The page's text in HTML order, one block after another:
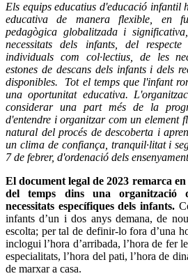
Els equips educatius d'educació infantil
educativa de manera flexible, en
pedagògica globalitzada i
necessitats dels infants, del
individuals com col·lectius, de les
estones de descans dels infants i dels
disponibles. Tot el temps que l'infant
una oportunitat educativa.
considerar una part més de la
d'entendre i organitzar com un element
natural del procés de descoberta i
un clima de confiança, tranquil·litat i
7 de febrer, d'ordenació dels
El document legal de 2023 remarca
del temps dins una organització
necessitats específiques dels infants.
infants d’un i dos anys demana, de
escolta; per tal de definir-lo fora d’una
inclogui l’hora d’arribada, l’hora de fer
especialitats, l’hora del pati, l’hora de
de marxar a casa.